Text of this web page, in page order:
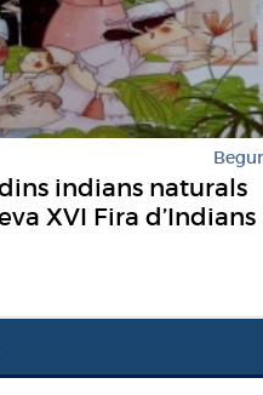
Begur
indians naturals
XVI Fira d’Indians